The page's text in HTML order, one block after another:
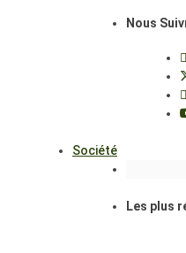
Nous
Société
Les plus